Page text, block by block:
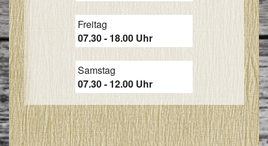
Freitag
07.30 - 18.00 Uhr
Samstag
07.30 - 12.00 Uhr